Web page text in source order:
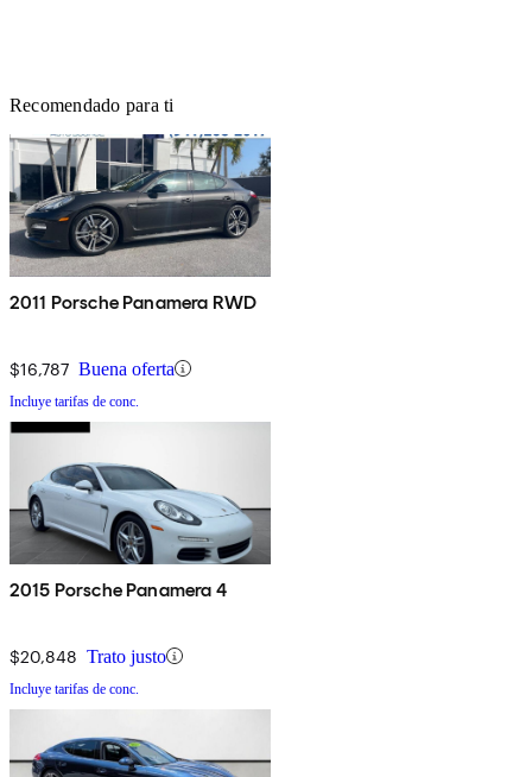
Recomendado para ti
2011 Porsche Panamera RWD
$16,787 Buena oferta
Incluye tarifas de conc.
2015 Porsche Panamera 4
$20,848 Trato justo
Incluye tarifas de conc.